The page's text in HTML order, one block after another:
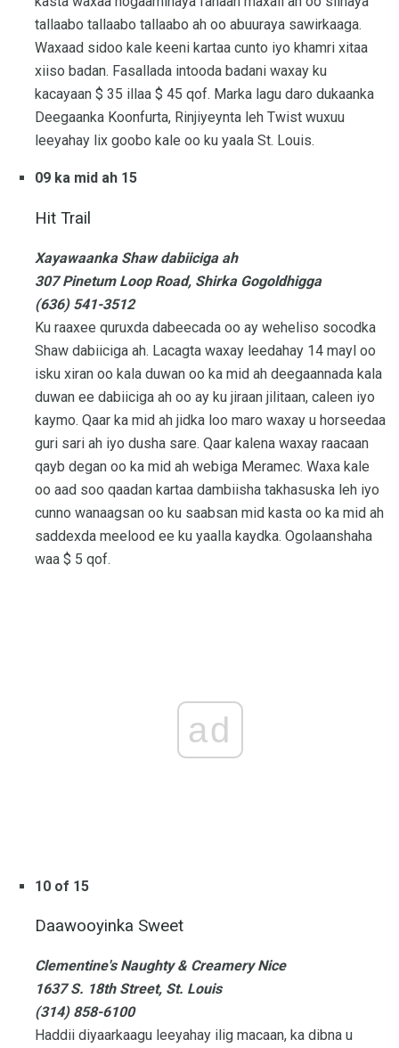
tallaabo tallaabo tallaabo ah oo abuuraya sawirkaaga.
Waxaad sidoo kale keeni kartaa cunto iyo khamri xitaa
xiiso badan. Fasallada intooda badani waxay ku
kacayaan $ 35 illaa $ 45 qof. Marka lagu daro dukaanka
Deegaanka Koonfurta, Rinjiyeynta leh Twist wuxuu
leeyahay lix goobo kale oo ku yaala St. Louis.
09 ka mid ah 15
Hit Trail
Xayawaanka Shaw dabiiciga ah
307 Pinetum Loop Road, Shirka Gogoldhigga
(636) 541-3512
Ku raaxee quruxda dabeecada oo ay weheliso socodka
Shaw dabiiciga ah. Lacagta waxay leedahay 14 mayl oo
isku xiran oo kala duwan oo ka mid ah deegaannada kala
duwan ee dabiiciga ah oo ay ku jiraan jilitaan, caleen iyo
kaymo. Qaar ka mid ah jidka loo maro waxay u horseedaa
guri sari ah iyo dusha sare. Qaar kalena waxay raacaan
qayb degan oo ka mid ah webiga Meramec. Waxa kale
oo aad soo qaadan kartaa dambiisha takhasuska leh iyo
cunno wanaagsan oo ku saabsan mid kasta oo ka mid ah
saddexda meelood ee ku yaalla kaydka. Ogolaanshaha
waa $ 5 qof.
ad
10 of 15
Daawooyinka Sweet
Clementine's Naughty & Creamery Nice
1637 S. 18th Street, St. Louis
(314) 858-6100
Haddii diyaarkaagu leeyahay ilig macaan, ka dibna u